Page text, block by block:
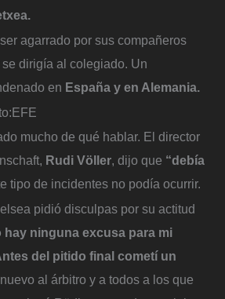
agarrado por sus compañeros
dirigía al colegiado. Un
en España y en Alemania.
EFE
mucho de qué hablar. El director
Rudi Völler, dijo que “debía
tipo de incidentes no podía ocurrir.
pidió disculpas por su actitud
hay ninguna excusa para mi
del pitido final cometí un
al árbitro y a todos a los que